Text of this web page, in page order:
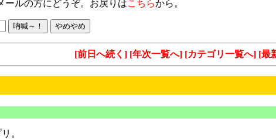
ールの方にどうぞ。お戻りはこちらから。
[前日へ続く] [年次一覧へ] [カテゴリ一覧へ] [最
。